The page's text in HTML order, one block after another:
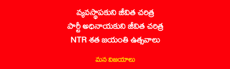
వ్యవస్థాపకుని జీవిత చరిత్ర
పార్టీ అధినాయకుని జీవిత చరిత్ర
NTR శత జయంతి ఉత్సవాలు
మన విజయాలు